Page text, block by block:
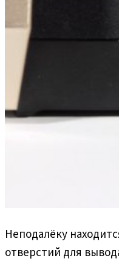
Неподалёку
отверстий для